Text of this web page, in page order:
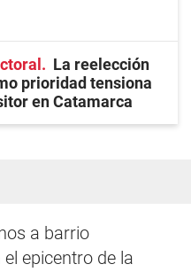
La reelección
prioridad tensiona
en Catamarca
a barrio
epicentro de la